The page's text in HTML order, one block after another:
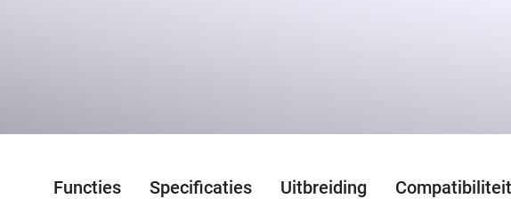
Functies Specificaties Uitbreiding Compatibiliteit